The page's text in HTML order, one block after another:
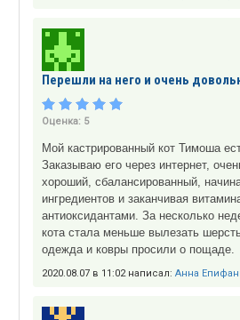
Перешли на него и очень
Оценка: 5
Мой кастрированный кот Тимоша
Заказываю его через интернет,
хороший, сбалансированный,
ингредиентов и заканчивая
антиоксидантами. За несколько
кота стала меньше вылезать
одежда и ковры просили о пощаде.
2020.08.07 в 11:02 написал: Анна